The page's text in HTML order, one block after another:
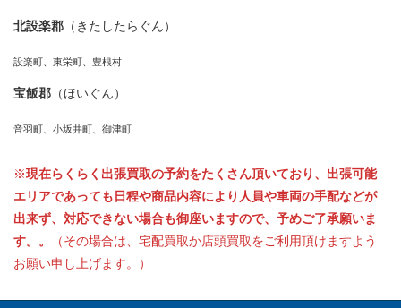
北設楽郡 （きたしたらぐん）
設楽町、東栄町、豊根村
宝飯郡 （ほいぐん）
音羽町、小坂井町、御津町
※現在らくらく出張買取の予約をたくさん頂いており、出張可能
エリアであっても日程や商品内容により人員や車両の手配などが
出来ず、対応できない場合も御座いますので、予めご了承願いま
す。。
（その場合は、宅配買取か店頭買取をご利用頂けますよう
お願い申し上げます。）